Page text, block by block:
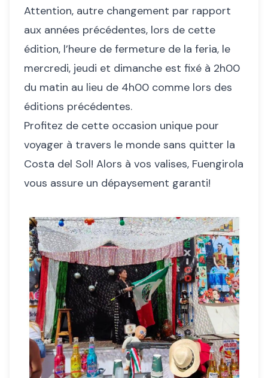
Attention, autre changement par rapport
aux années précédentes, lors de cette
édition, l’heure de fermeture de la feria, le
mercredi, jeudi et dimanche est fixé à 2h00
du matin au lieu de 4h00 comme lors des
éditions précédentes.
Profitez de cette occasion unique pour
voyager à travers le monde sans quitter la
Costa del Sol! Alors à vos valises, Fuengirola
vous assure un dépaysement garanti!